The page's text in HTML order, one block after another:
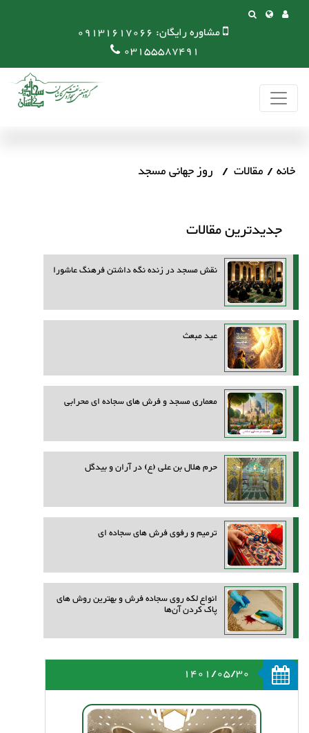
مشاوره رایگان: 09131617066
03155587491
خانه مقالات روز جهانی مسجد
جدیدترین مقالات
نقش مسجد در زنده نگه داشتن فرهنگ عاشورا
عید مبعث
معماری مسجد و فرش های سجاده ای محرابی
حرم هلال بن علی (ع) در آران و بیدگل
ترمیم و رفوی فرش های سجاده ای
انواع لکه روی سجاده فرش و بهترین روش‌ های
پاک کردن آن‌ها
1401/05/30